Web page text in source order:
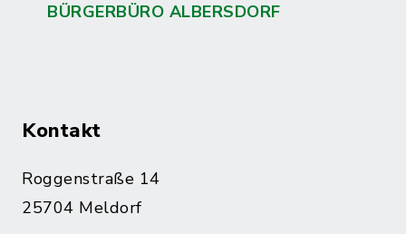
BÜRGERBÜRO ALBERSDORF
Kontakt
Roggenstraße 14
25704 Meldorf